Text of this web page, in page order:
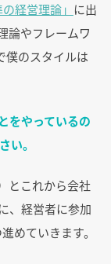
経営理論」 に出
論やフレームワ
僕のスタイルは
をやっているの
い。
とこれから会社
、経営者に参加
めていきます。